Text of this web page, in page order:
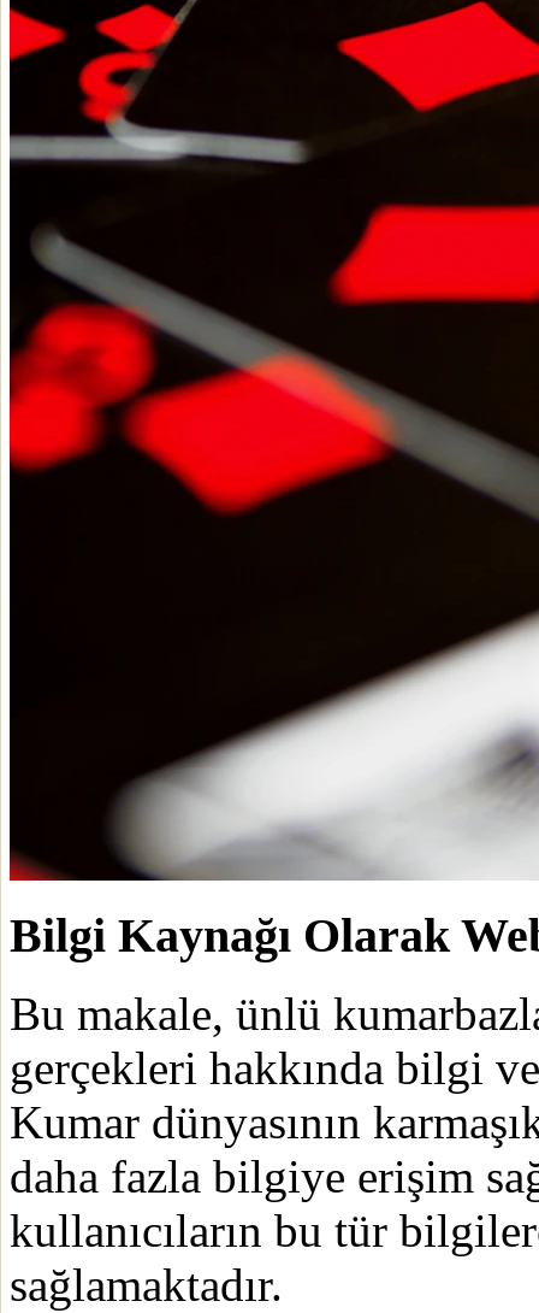
Bilgi Kaynağı Olarak
Bu makale, ünlü
gerçekleri hakkında bilgi
Kumar dünyasının
daha fazla bilgiye erişim
kullanıcıların bu tür
sağlamaktadır.